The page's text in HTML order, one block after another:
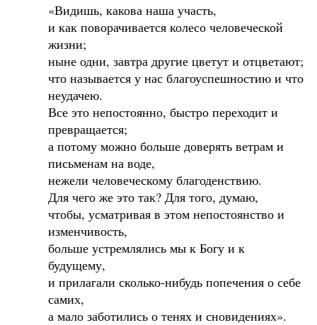
«Видишь, какова наша участь,
и как поворачивается колесо человеческой
жизни;
ныне одни, завтра другие цветут и отцветают;
что называется у нас благоуспешностию и что
неудачею.
Все это непостоянно, быстро переходит и
превращается;
а потому можно больше доверять ветрам и
письменам на воде,
нежели человеческому благоденствию.
Для чего же это так? Для того, думаю,
чтобы, усматривая в этом непостоянство и
изменчивость,
больше устремлялись мы к Богу и к
будущему,
и прилагали сколько-нибудь попечения о себе
самих,
а мало заботились о тенях и сновидениях».